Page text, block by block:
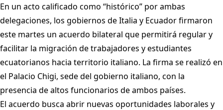
En un acto calificado como “histórico” por ambas
delegaciones, los gobiernos de Italia y Ecuador firmaron
este martes un acuerdo bilateral que permitirá regular y
facilitar la migración de trabajadores y estudiantes
ecuatorianos hacia territorio italiano. La firma se realizó en
el Palacio Chigi, sede del gobierno italiano, con la
presencia de altos funcionarios de ambos países.
El acuerdo busca abrir nuevas oportunidades laborales y